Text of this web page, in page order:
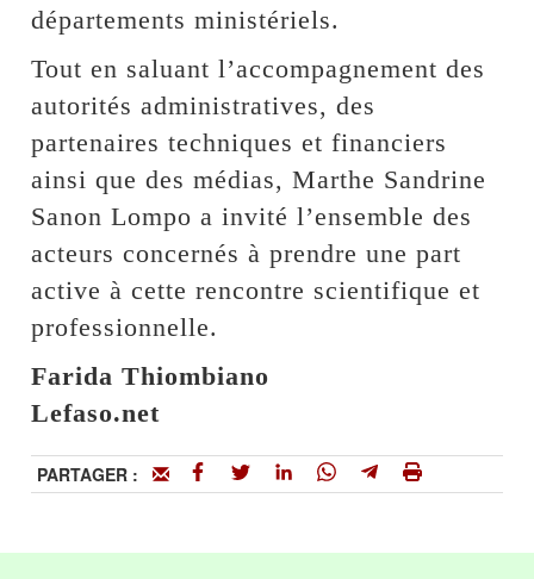
départements ministériels.
Tout en saluant l’accompagnement des
autorités administratives, des
partenaires techniques et financiers
ainsi que des médias, Marthe Sandrine
Sanon Lompo a invité l’ensemble des
acteurs concernés à prendre une part
active à cette rencontre scientifique et
professionnelle.
Farida Thiombiano
Lefaso.net
PARTAGER :